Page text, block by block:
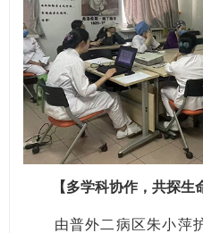
【多学科协作，共探生命
由普外二病区朱小萍护